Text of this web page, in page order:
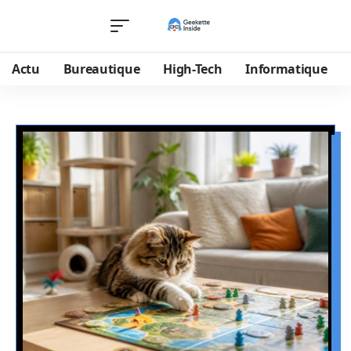
Actu Bureautique High-Tech Informatique